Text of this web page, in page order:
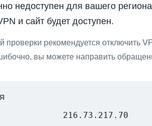
недоступен для вашего
и сайт будет доступен.
проверки рекомендуется отключить
вы можете направить
216.73.217.70